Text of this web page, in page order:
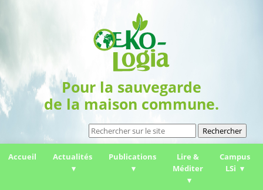
Pour la sauvegarde
de la maison commune.
Rechercher
Accueil Actualités Publications
Lire &
Méditer
Campus
LSi